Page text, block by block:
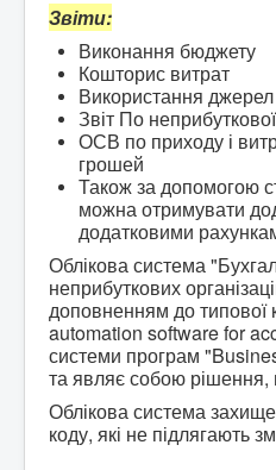
Звіти:
Виконання бюджету
Кошторис витрат
Використання
Звіт По
ОСВ по приходу і
грошей
Також за допомогою
можна отримувати
додатковими
Облікова система
неприбуткових
доповненням до типової
automation software for
системи програм "
та являє собою рішення,
Облікова система
коду, які не підлягають